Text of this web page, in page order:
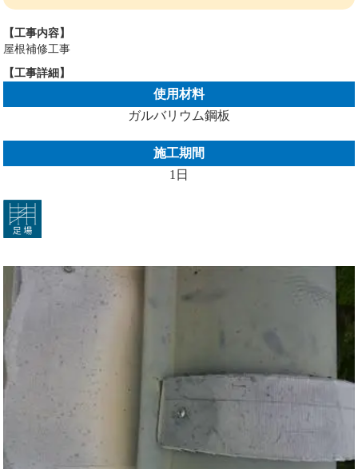
【工事内容】
屋根補修工事
【工事詳細】
使用材料
ガルバリウム鋼板
施工期間
1日